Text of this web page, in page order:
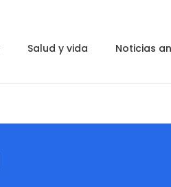
salud y vida noticias